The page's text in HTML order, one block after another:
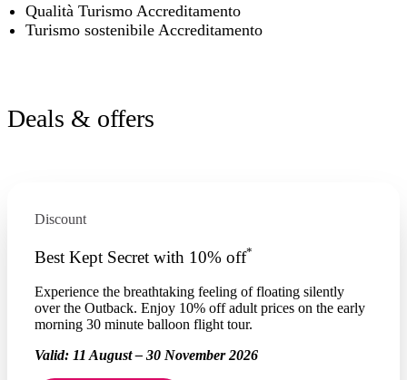
Qualità Turismo Accreditamento
Turismo sostenibile Accreditamento
Deals & offers
Discount
Best Kept Secret with 10% off*
Experience the breathtaking feeling of floating silently
over the Outback. Enjoy 10% off adult prices on the early
morning 30 minute balloon flight tour.
Valid: 11 August – 30 November 2026